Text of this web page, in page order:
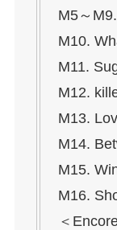
M5～
M10.
M11.
M12.
M13.
M14.
M15.
M16.
＜